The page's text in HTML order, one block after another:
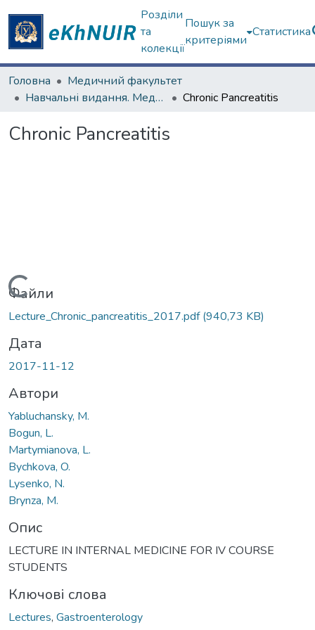
Розділи
та
колекції
Пошук за
критеріями
Статистика
Головна
Медичний факультет
Навчальні видання. Медичний факультет
Chronic Pancreatitis
Chronic Pancreatitis
Вантажиться...
Файли
Lecture_Chronic_pancreatitis_2017.pdf(940,73 KB)
Дата
2017-11-12
Автори
Yabluchansky, M.
Bogun, L.
Martymianova, L.
Bychkova, O.
Lysenko, N.
Brynza, M.
Опис
LECTURE IN INTERNAL MEDICINE FOR IV COURSE
STUDENTS
Ключові слова
Lectures, Gastroenterology